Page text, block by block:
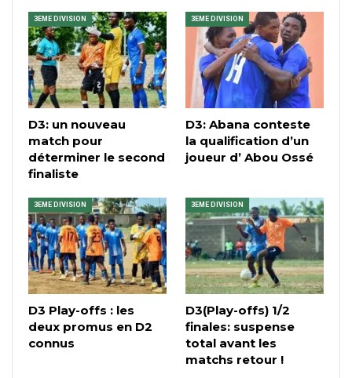
3EME DIVISION
D3: un nouveau
match pour
déterminer le second
finaliste
3EME DIVISION
D3: Abana conteste
la qualification d’un
joueur d’ Abou Ossé
3EME DIVISION
D3 Play-offs : les
deux promus en D2
connus
3EME DIVISION
D3(Play-offs) 1/2
finales: suspense
total avant les
matchs retour !